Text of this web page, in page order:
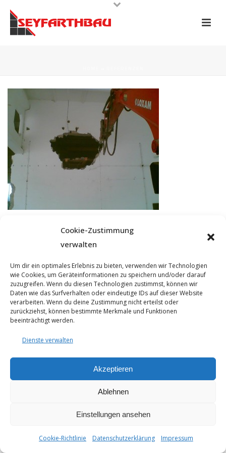
Cookie-Zustimmung
verwalten
Um dir ein optimales Erlebnis zu bieten, verwenden wir Technologien
wie Cookies, um Geräteinformationen zu speichern und/oder darauf
zuzugreifen. Wenn du diesen Technologien zustimmst, können wir
Daten wie das Surfverhalten oder eindeutige IDs auf dieser Website
verarbeiten. Wenn du deine Zustimmung nicht erteilst oder
zurückziehst, können bestimmte Merkmale und Funktionen
beeinträchtigt werden.
Dienste verwalten
Akzeptieren
Ablehnen
Einstellungen ansehen
Cookie-Richtlinie Datenschutzerklärung Impressum
© 2025 - Seyfarthbau GmbH & Co. KG | technische Realisierung
Cookie-Richtlinie (EU)